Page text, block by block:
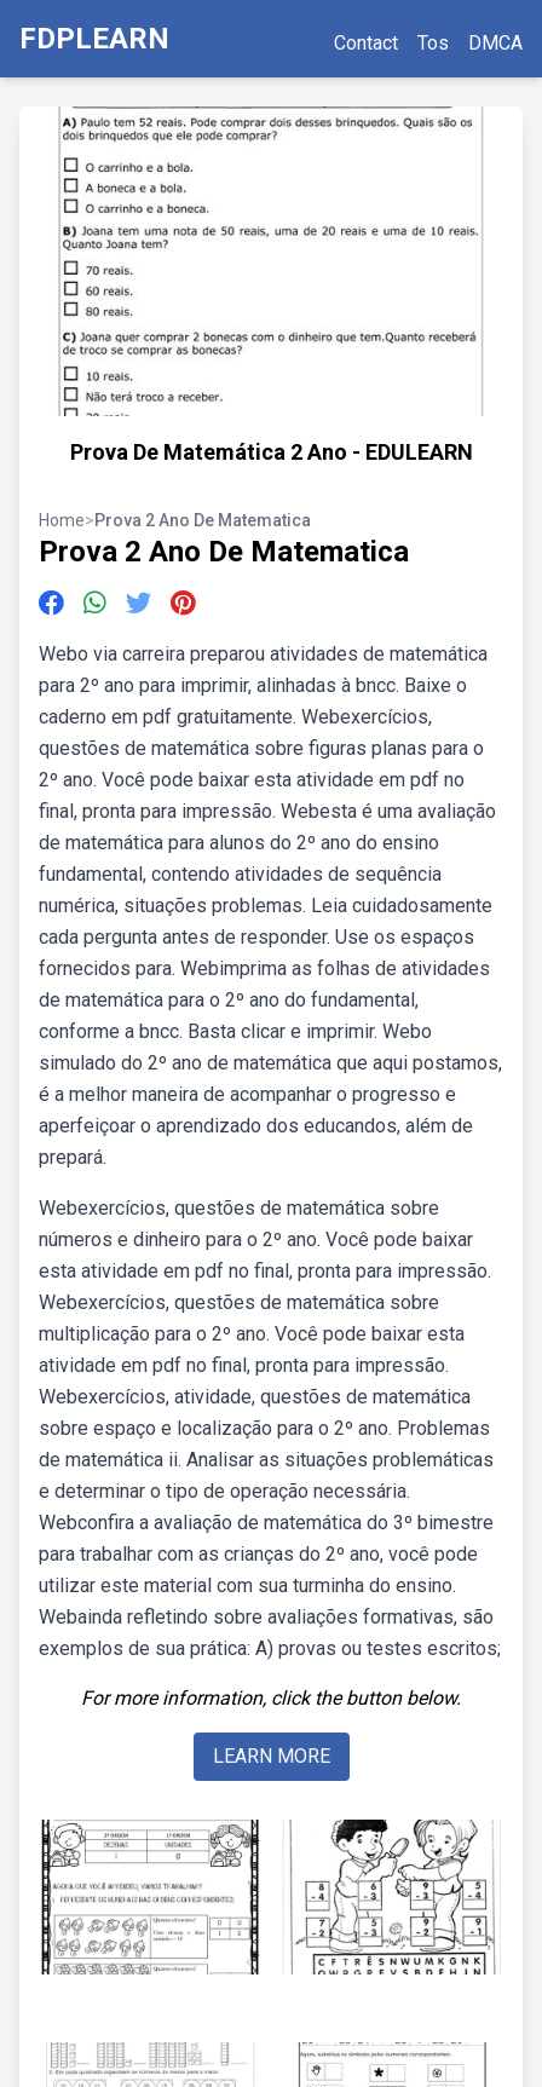
FDPLEARN Contact Tos DMCA
Prova De Matemática 2 Ano - EDULEARN
Home>Prova 2 Ano De Matematica
Prova 2 Ano De Matematica
Webo via carreira preparou atividades de matemática
para 2º ano para imprimir, alinhadas à bncc. Baixe o
caderno em pdf gratuitamente. Webexercícios,
questões de matemática sobre figuras planas para o
2º ano. Você pode baixar esta atividade em pdf no
final, pronta para impressão. Webesta é uma avaliação
de matemática para alunos do 2º ano do ensino
fundamental, contendo atividades de sequência
numérica, situações problemas. Leia cuidadosamente
cada pergunta antes de responder. Use os espaços
fornecidos para. Webimprima as folhas de atividades
de matemática para o 2º ano do fundamental,
conforme a bncc. Basta clicar e imprimir. Webo
simulado do 2º ano de matemática que aqui postamos,
é a melhor maneira de acompanhar o progresso e
aperfeiçoar o aprendizado dos educandos, além de
prepará.
Webexercícios, questões de matemática sobre
números e dinheiro para o 2º ano. Você pode baixar
esta atividade em pdf no final, pronta para impressão.
Webexercícios, questões de matemática sobre
multiplicação para o 2º ano. Você pode baixar esta
atividade em pdf no final, pronta para impressão.
Webexercícios, atividade, questões de matemática
sobre espaço e localização para o 2º ano. Problemas
de matemática ii. Analisar as situações problemáticas
e determinar o tipo de operação necessária.
Webconfira a avaliação de matemática do 3º bimestre
para trabalhar com as crianças do 2º ano, você pode
utilizar este material com sua turminha do ensino.
Webainda refletindo sobre avaliações formativas, são
exemplos de sua prática: A) provas ou testes escritos;
For more information, click the button below.
LEARN MORE